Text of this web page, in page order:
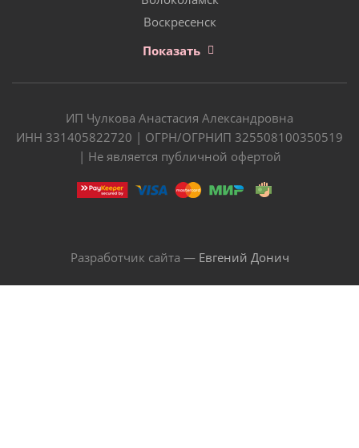
Воскресенск
Показать
ИП Чулкова Анастасия Александровна
ИНН 331405822720 | ОГРН/ОГРНИП 325508100350519
| Не является публичной офертой
Разработчик сайта — Евгений Донич